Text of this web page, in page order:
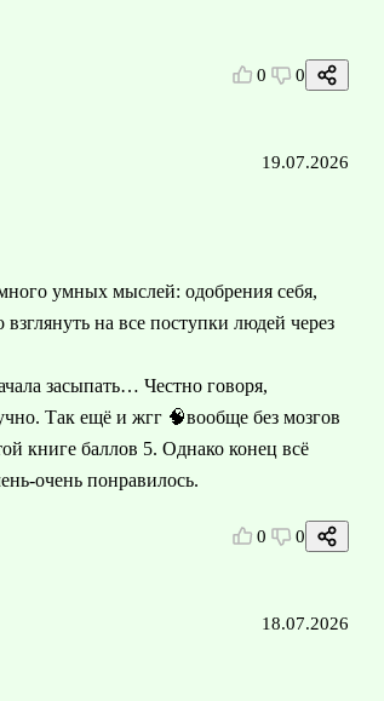
0 0
19.07.2026
умных мыслей: одобрения себя,
на все поступки людей через
засыпать… Честно говоря,
Так ещё и жгг 🧠вообще без мозгов
книге баллов 5. Однако конец всё
очень понравилось.
0 0
18.07.2026